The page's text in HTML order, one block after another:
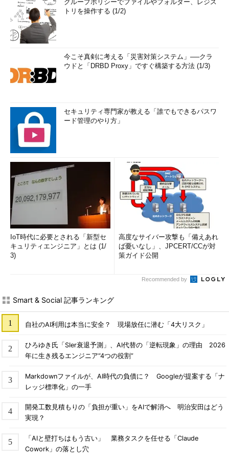
グループポリシーでファイルやフォルダー、レジス
トリを操作する (1/2)
今こそ真剣に考える「災害対策システム」──クラ
ウドと「DRBD Proxy」ですぐ構築する方法 (1/3)
セキュリティ専門家が教える「誰でもできるパスワ
ード管理のやり方」
IoT時代に必要とされる「新型セ
キュリティエンジニア」とは (1/
3)
高度なサイバー攻撃も「備えあれ
ば憂いなし」、JPCERT/CCが対
策ガイド公開
Recommended by
Smart & Social 記事ランキング
自社のAI利用は本当に安全？ 現場放任に潜む「4大リスク」
ひろゆき氏「SIer衰退予測」、AI代替の「逆転現象」の理由 2026
年に生き残るエンジニア“4つの役割”
Markdownファイルが、AI時代の負債に？ Googleが提案する「ナ
レッジ標準化」の一手
開発工数見積もりの「負担が重い」をAIで解消へ 明治安田はどう
実現？
「AIと壁打ちはもう古い」 業務タスクを任せる「Claude
Cowork」の落とし穴